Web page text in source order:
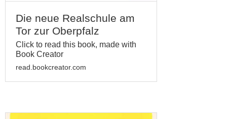
Die neue Realschule am
Tor zur Oberpfalz
Click to read this book, made with
Book Creator
read.bookcreator.com